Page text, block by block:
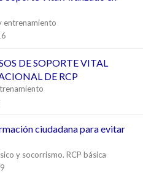
entrenamiento
DE SOPORTE VITAL
DE RCP
ciudadana para evitar
y socorrismo. RCP básica